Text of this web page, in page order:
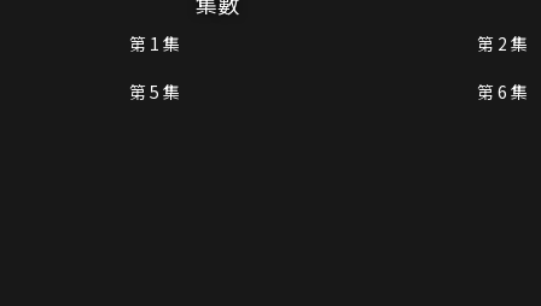
第 1 集 第 2 集
第 5 集
第 6 集